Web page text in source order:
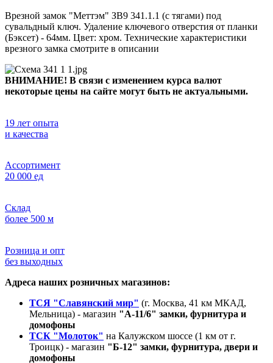
Врезной замок "Меттэм" ЗВ9 341.1.1 (с тягами) под
сувальдный ключ. Удаление ключевого отверстия от планки
(Бэксет) - 64мм. Цвет: хром. Технические характеристики
врезного замка смотрите в описании
ВНИМАНИЕ! В связи с изменением курса валют
некоторые цены на сайте могут быть не актуальными.
19 лет опыта
и качества
Ассортимент
20 000 ед
Склад
более 500 м
Розница и опт
без выходных
Адреса наших розничных магазинов:
ТСЯ "Славянский мир" (г. Москва, 41 км МКАД,
Мельница) - магазин "А-11/6" замки, фурнитура и
домофоны
ТСК "Молоток" на Калужском шоссе (1 км от г.
Троицк) - магазин "Б-12" замки, фурнитура, двери и
домофоны